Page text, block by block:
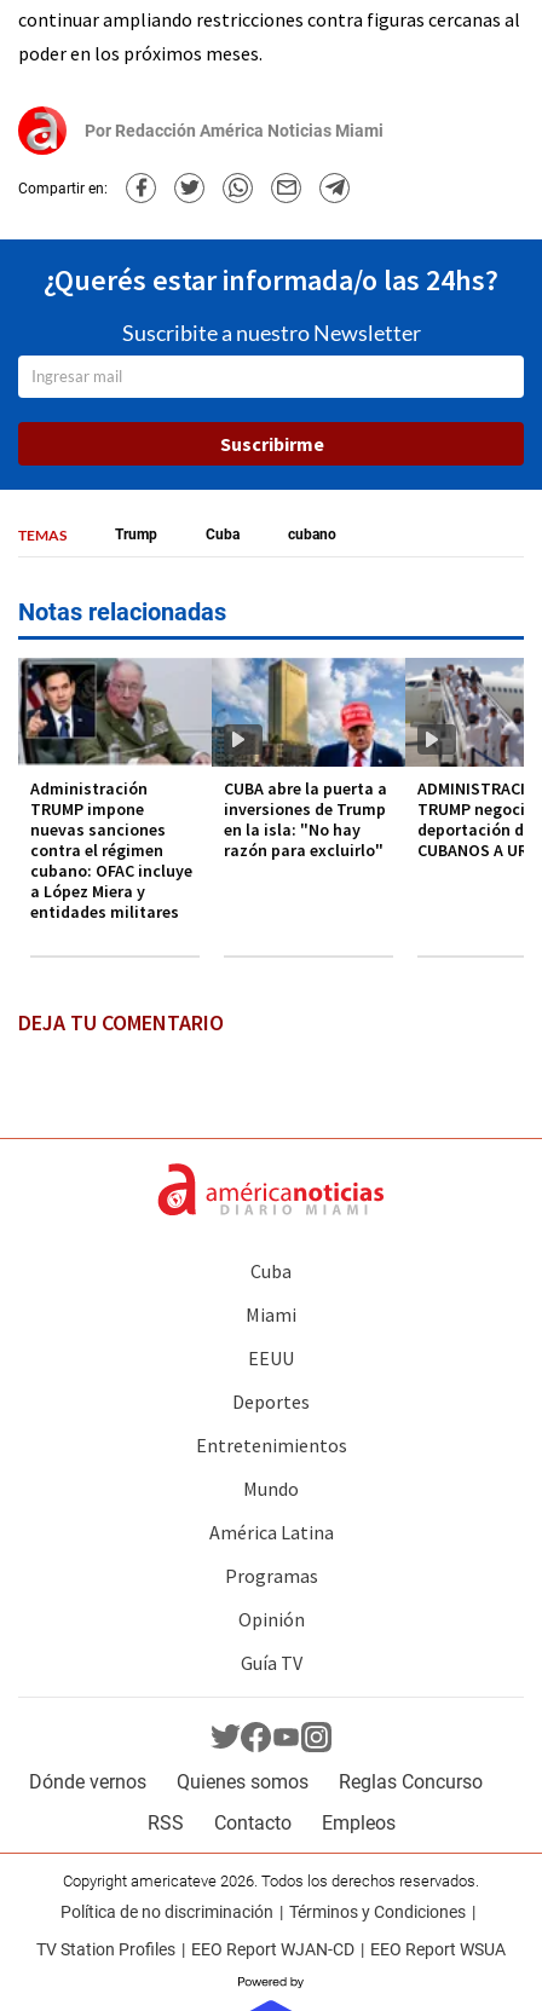
continuar ampliando restricciones contra figuras cercanas al
poder en los próximos meses.
Por Redacción América Noticias Miami
Compartir en:
¿Querés estar informada/o las 24hs?
Suscribite a nuestro Newsletter
Suscribirme
TEMAS Trump Cuba cubano
Notas relacionadas
Administración
TRUMP impone
nuevas sanciones
contra el régimen
cubano: OFAC incluye
a López Miera y
entidades militares
CUBA abre la puerta a
inversiones de Trump
en la isla: "No hay
razón para excluirlo"
TRUMP negocia
deportación de
CUBANOS A
DEJA TU COMENTARIO
Cuba
Miami
EEUU
Deportes
Entretenimientos
Mundo
América Latina
Programas
Opinión
Guía TV
Dónde vernos Quienes somos
Reglas Concurso
RSS
Contacto Empleos
Copyright americateve 2026. Todos los derechos reservados.
Política de no discriminación
Términos y Condiciones
TV Station Profiles
EEO Report WJAN-CD EEO Report WSUA